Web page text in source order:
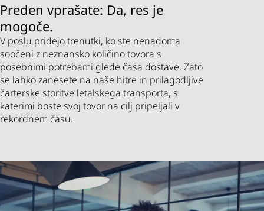
Preden vprašate: Da, res je
mogoče.
V poslu pridejo trenutki, ko ste nenadoma
soočeni z neznansko količino tovora s
posebnimi potrebami glede časa dostave. Zato
se lahko zanesete na naše hitre in prilagodljive
čarterske storitve letalskega transporta, s
katerimi boste svoj tovor na cilj pripeljali v
rekordnem času.